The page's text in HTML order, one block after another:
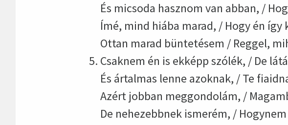
És micsoda hasznom van abban, /
Ímé, mind hiába marad, / Hogy én
Ottan marad büntetésem / Reggel,
Csaknem én is ekképp szólék, / De
És ártalmas lenne azoknak, / Te
Azért jobban meggondolám, /
De nehezebbnek ismerém, /